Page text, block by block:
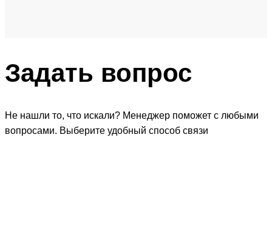
Задать вопрос
Не нашли то, что искали? Менеджер поможет с любыми
вопросами. Выберите удобный способ связи